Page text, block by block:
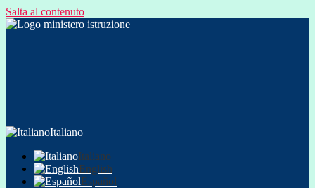
Salta al contenuto
Italiano
Italiano
English
Español